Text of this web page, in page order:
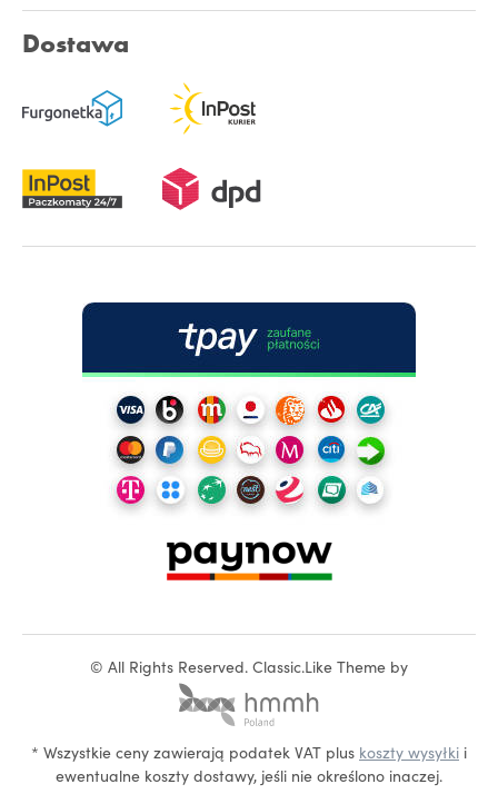
Dostawa
© All Rights Reserved. Classic.Like Theme by
* Wszystkie ceny zawierają podatek VAT plus koszty wysyłki i
ewentualne koszty dostawy, jeśli nie określono inaczej.